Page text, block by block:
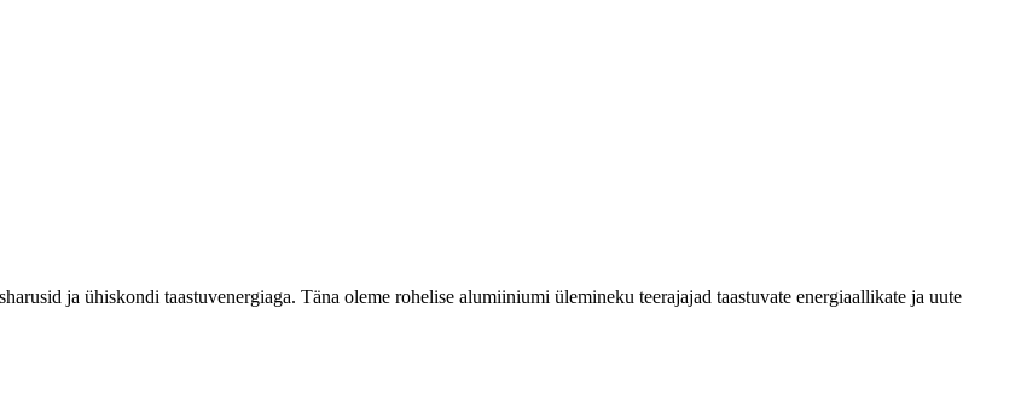
ja ühiskondi taastuvenergiaga. Täna oleme rohelise alumiiniumi ülemineku teerajajad taastuvate energiaallikate ja uute